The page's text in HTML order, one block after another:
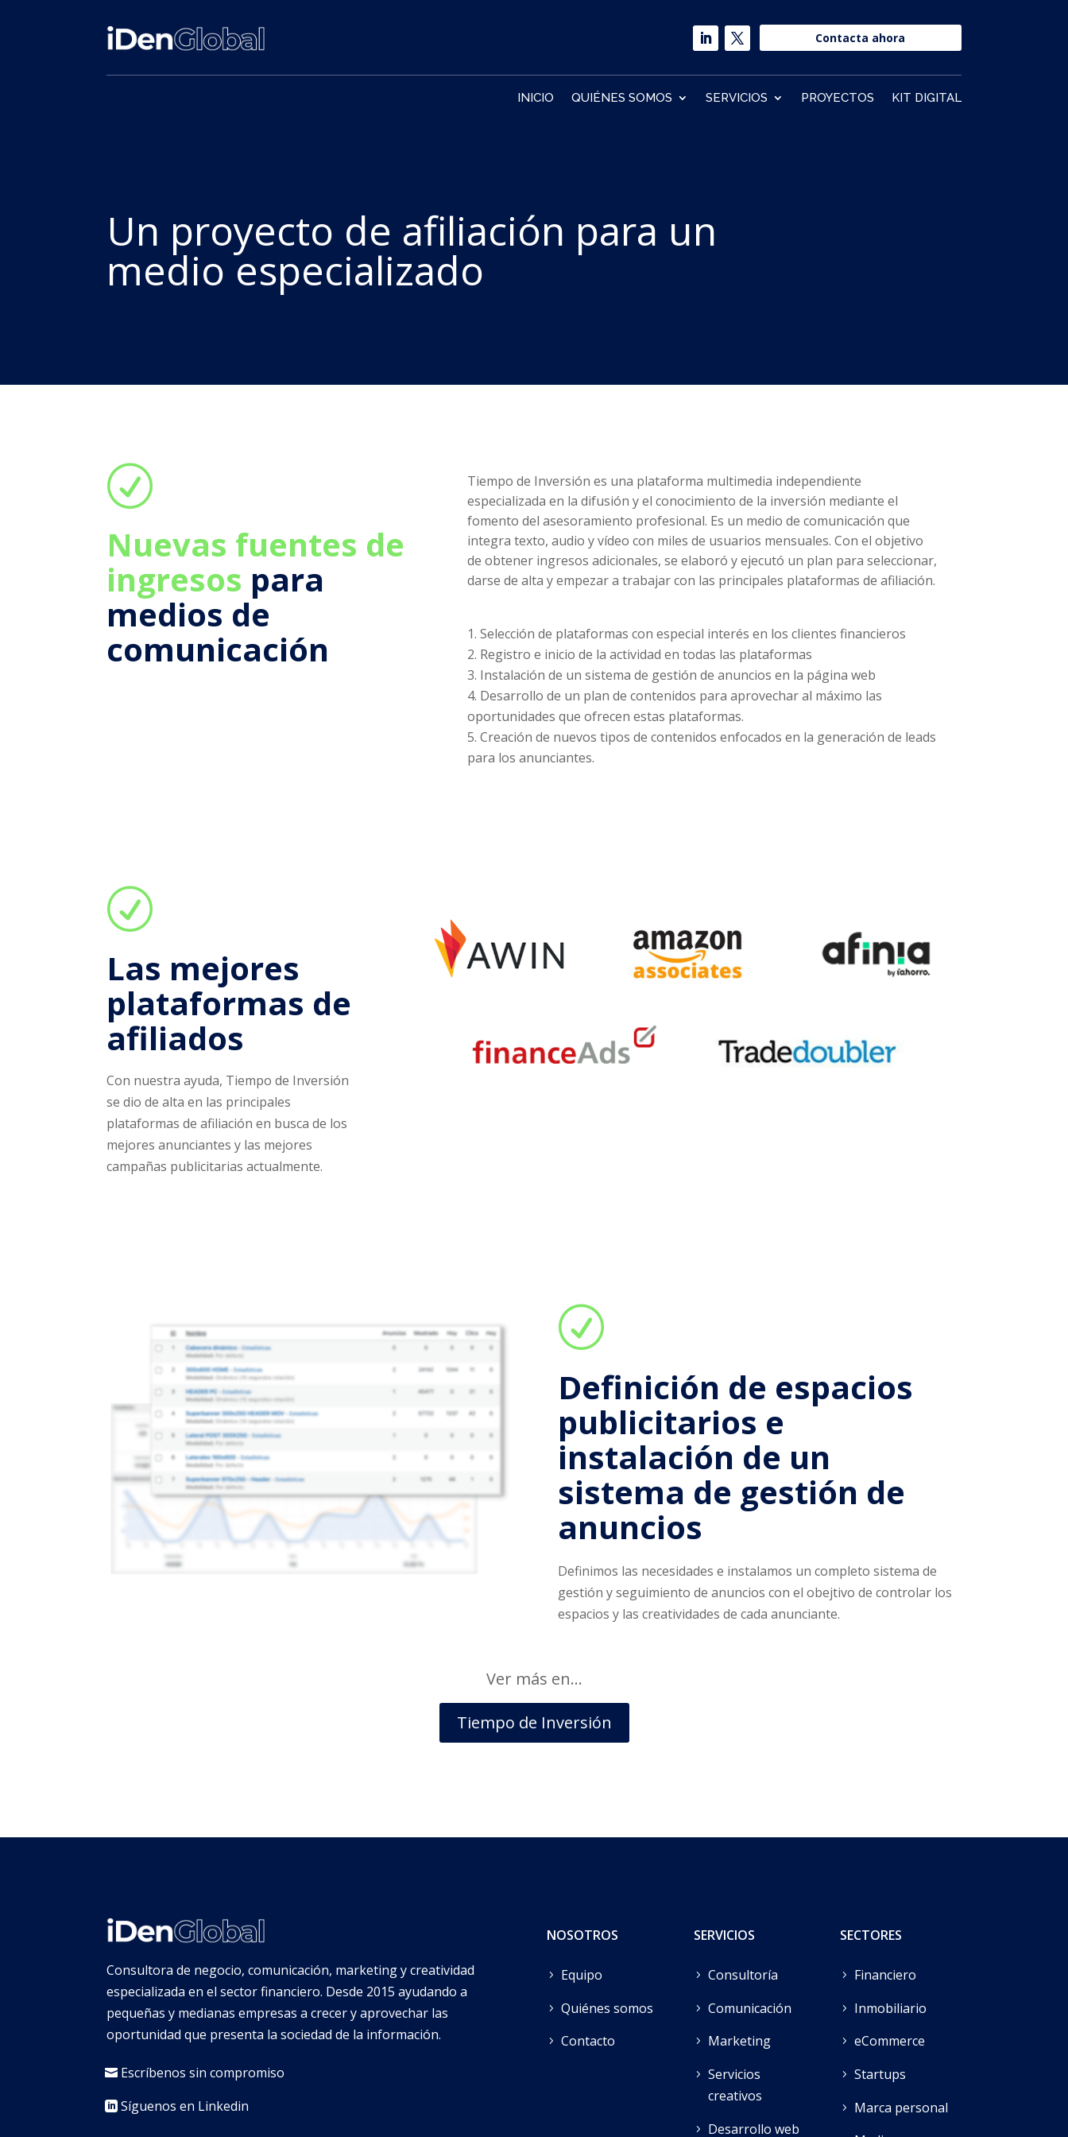
Contacta ahora
INICIO QUIÉNES SOMOS SERVICIOS PROYECTOS KIT DIGITAL
Un proyecto de afiliación para un
medio especializado
R
Nuevas fuentes de
ingresos para
medios de
comunicación
Tiempo de Inversión es una plataforma multimedia independiente
especializada en la difusión y el conocimiento de la inversión mediante el
fomento del asesoramiento profesional. Es un medio de comunicación que
integra texto, audio y vídeo con miles de usuarios mensuales. Con el objetivo
de obtener ingresos adicionales, se elaboró y ejecutó un plan para seleccionar,
darse de alta y empezar a trabajar con las principales plataformas de afiliación.
Selección de plataformas con especial interés en los clientes financieros
Registro e inicio de la actividad en todas las plataformas
Instalación de un sistema de gestión de anuncios en la página web
Desarrollo de un plan de contenidos para aprovechar al máximo las
oportunidades que ofrecen estas plataformas.
Creación de nuevos tipos de contenidos enfocados en la generación de leads
para los anunciantes.
R
Las mejores
plataformas de
afiliados
Con nuestra ayuda, Tiempo de Inversión
se dio de alta en las principales
plataformas de afiliación en busca de los
mejores anunciantes y las mejores
campañas publicitarias actualmente.
R
Definición de espacios
publicitarios e
instalación de un
sistema de gestión de
anuncios
Definimos las necesidades e instalamos un completo sistema de
gestión y seguimiento de anuncios con el obejtivo de controlar los
espacios y las creatividades de cada anunciante.
Ver más en…
Tiempo de Inversión
Consultora de negocio, comunicación, marketing y creatividad
especializada en el sector financiero. Desde 2015 ayudando a
pequeñas y medianas empresas a crecer y aprovechar las
oportunidad que presenta la sociedad de la información.
Escríbenos sin compromiso
Síguenos en Linkedin
NOSOTROS
Equipo
Quiénes somos
Contacto
SERVICIOS
Consultoría
Comunicación
Marketing
Servicios
creativos
Desarrollo web
SECTORES
Financiero
Inmobiliario
eCommerce
Startups
Marca personal